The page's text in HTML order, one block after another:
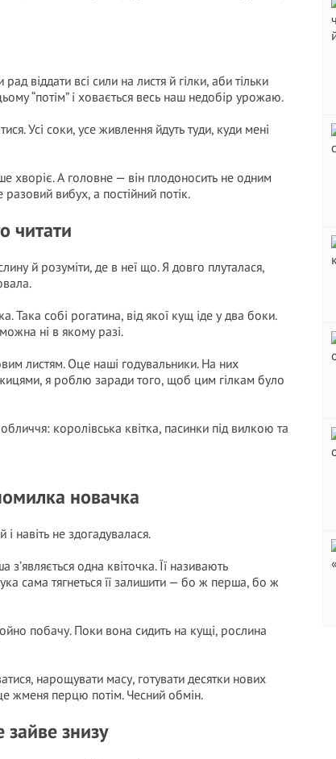
віддати всі сили на листя й гілки, аби тільки
“потім” і ховається весь наш недобір урожаю.
Усі соки, усе живлення йдуть туди, куди мені
хворіє. А головне — він плодоносить не одним
вибух, а постійний потік.
читати
й розуміти, де в неї що. Я довго плуталася,
Така собі рогатина, від якої кущ іде у два боки.
ні в якому разі.
листям. Оце наші годувальники. На них
я роблю заради того, щоб цим гілкам було
королівська квітка, пасинки під вилкою та
новачка
навіть не здогадувалася.
одна квіточка. Її називають
сама тягнеться її залишити — бо ж перша, бо ж
побачу. Поки вона сидить на кущі, рослина
нарощувати масу, готувати десятки нових
жменя перцю потім. Чесний обмін.
знизу